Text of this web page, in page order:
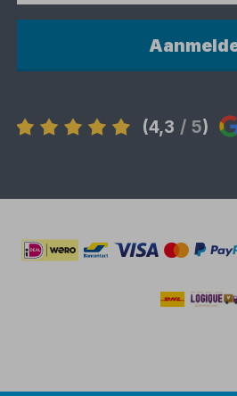
(4,3 / 5)